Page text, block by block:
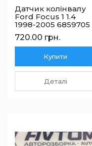
Датчик колінвалу
Ford Focus 1 1.4
1998-2005 6859705
720.00 грн.
Купити
Деталі